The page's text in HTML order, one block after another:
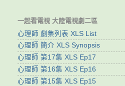
一起看電視 大陸電視劇二區
心理師 劇集列表 XLS List
心理師 簡介 XLS Synopsis
心理師 第17集 XLS Ep17
心理師 第16集 XLS Ep16
心理師 第15集 XLS Ep15